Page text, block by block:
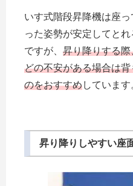
いす式階段昇降機は座
った姿勢が安定してと
ですが、 昇り降りする
どの不安がある場合は
のをおすすめしています
昇り降りしやすい座